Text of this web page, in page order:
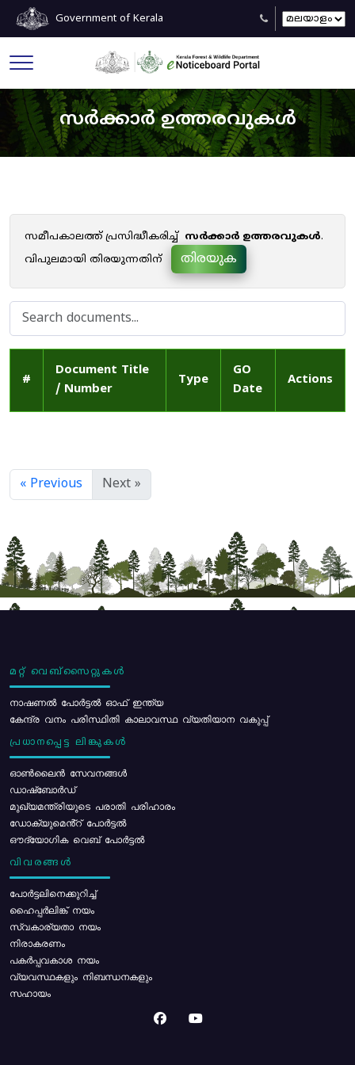
Government of Kerala
സർക്കാർ ഉത്തരവുകൾ
സമീപകാലത്ത് പ്രസിദ്ധീകരിച്ച് സർക്കാർ ഉത്തരവുകൾ.
വിപുലമായി തിരയുന്നതിന്
തിരയുക
#
Document Title
/ Number
Type
GO
Date
Actions
« Previous Next »
മറ്റ് വെബ്സൈറ്റുകൾ
നാഷണൽ പോർട്ടൽ ഓഫ് ഇന്ത്യ
കേന്ദ്ര വനം പരിസ്ഥിതി കാലാവസ്ഥ വ്യതിയാന വകുപ്പ്
പ്രധാനപ്പെട്ട ലിങ്കുകൾ
ഓൺലൈൻ സേവനങ്ങൾ
ഡാഷ്ബോർഡ്
മുഖ്യമന്ത്രിയുടെ പരാതി പരിഹാരം
ഡോക്യുമെൻ്റ് പോർട്ടൽ
ഔദ്യോഗിക വെബ് പോർട്ടൽ
വിവരങ്ങൾ
പോര്‍ട്ടലിനെക്കുറിച്ച്
ഹൈപ്പർലിങ്ക് നയം
സ്വകാര്യതാ നയം
നിരാകരണം
പകർപ്പവകാശ നയം
വ്യവസ്ഥകളും നിബന്ധനകളും
സഹായം